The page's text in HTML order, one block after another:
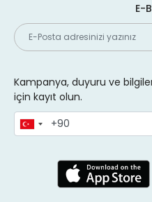
E-
Kampanya, duyuru ve
için kayıt olun.